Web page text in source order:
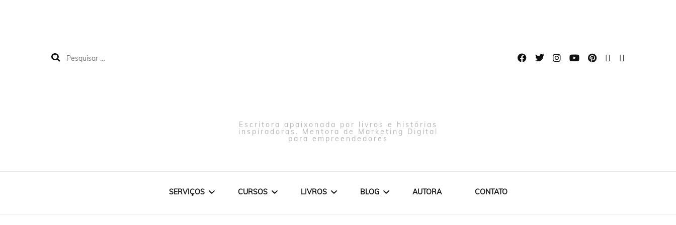
Escritora apaixonada por livros e histórias
inspiradoras. Mentora de Marketing Digital
para empreendedores
SERVIÇOS CURSOS LIVROS BLOG AUTORA CONTATO